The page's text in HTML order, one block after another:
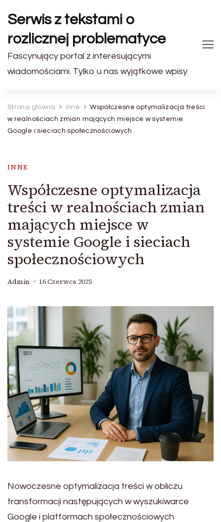
Serwis z tekstami o
rozlicznej problematyce
Fascynujący portal z interesującymi
wiadomościami. Tylko u nas wyjątkowe wpisy.
Strona główna inne
Współczesne optymalizacja treści
w realnościach zmian mających miejsce w systemie
Google i sieciach społecznościowych
INNE
Współczesne optymalizacja
treści w realnościach zmian
mających miejsce w
systemie Google i sieciach
społecznościowych
Admin 16 Czerwca 2025
Nowoczesne optymalizacja treści w obliczu
transformacji następujących w wyszukiwarce
Google i platformach społecznościowych